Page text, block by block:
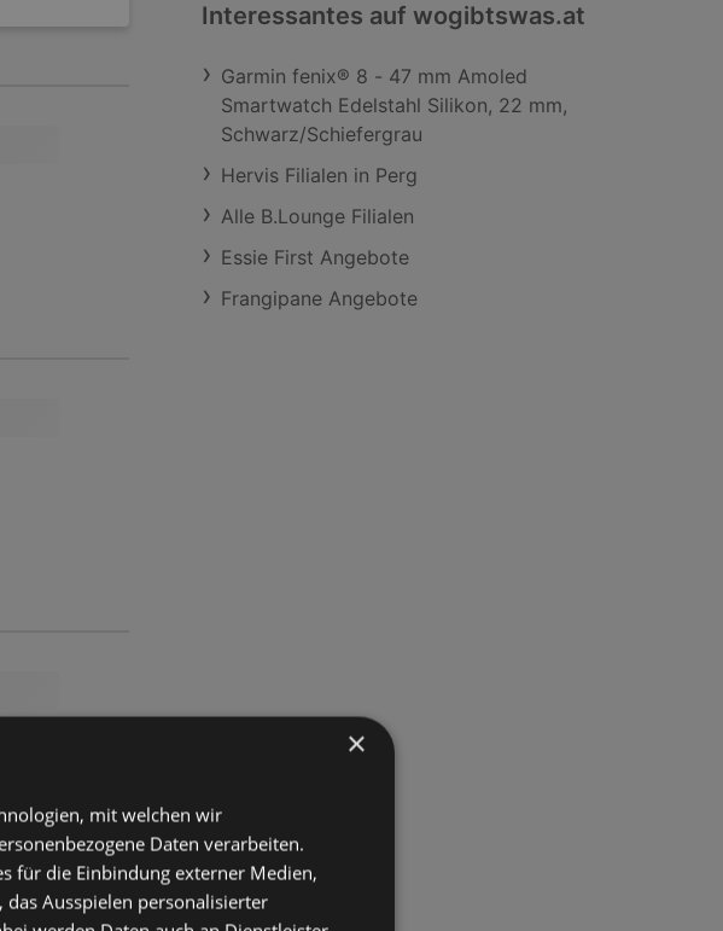
Interessantes auf wogibtswas.at
Garmin fenix® 8 - 47 mm Amoled
Smartwatch Edelstahl Silikon, 22 mm,
Schwarz/Schiefergrau
Hervis Filialen in Perg
Alle B.Lounge Filialen
Essie First Angebote
Frangipane Angebote
×
mit welchen wir
Daten verarbeiten.
für die Einbindung externer Medien,
das Ausspielen personalisierter